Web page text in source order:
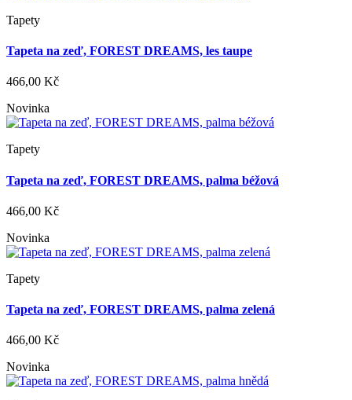
Tapety
Tapeta na zeď, FOREST DREAMS, les taupe
466,00 Kč
Novinka
Tapety
Tapeta na zeď, FOREST DREAMS, palma béžová
466,00 Kč
Novinka
Tapety
Tapeta na zeď, FOREST DREAMS, palma zelená
466,00 Kč
Novinka